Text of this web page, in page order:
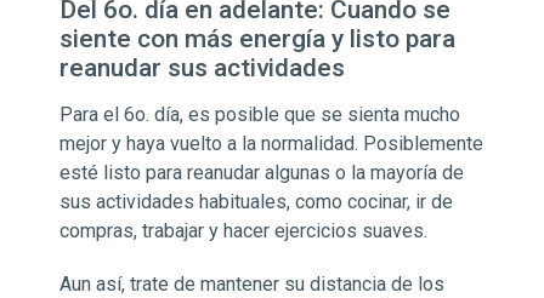
Del 6o. día en adelante: Cuando se
siente con más energía y listo para
reanudar sus actividades
Para el 6o. día, es posible que se sienta mucho
mejor y haya vuelto a la normalidad. Posiblemente
esté listo para reanudar algunas o la mayoría de
sus actividades habituales, como cocinar, ir de
compras, trabajar y hacer ejercicios suaves.
Aun así, trate de mantener su distancia de los